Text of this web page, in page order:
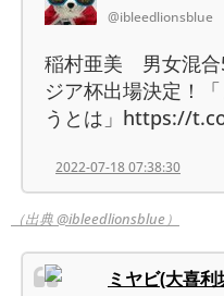
@ibleedlionsblue
稲村亜美 男女混合
ジア杯出場決定！
うとは」https://
2022-07-18 07:38:30
（出典 @ibleedlionsblue）
ミヤビ(大喜利